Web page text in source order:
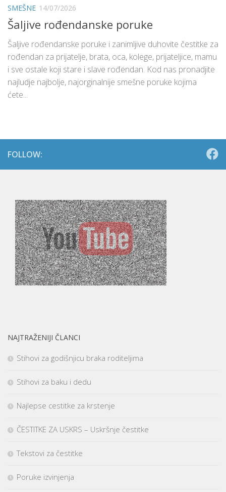
SMEŠNE 14/07/2026
Šaljive rođendanske poruke
Šaljive rođendanske poruke i zanimljive duhovite čestitke za
rođendan za prijatelje, brata, oca, kolege, prijateljice, mamu
i sve ostale koji stare i slave rođendan. Kod nas pronadjite
najludje najbolje, najorginalnije smešne poruke kojima
ćete...
FOLLOW:
NAJTRAŽENIJI ČLANCI
Stihovi za godišnjicu braka roditeljima
Stihovi za baku i dedu
Najlepse cestitke za krstenje
ČESTITKE ZA USKRS – Uskršnje čestitke
Tekstovi za čestitke
Poruke izvinjenja